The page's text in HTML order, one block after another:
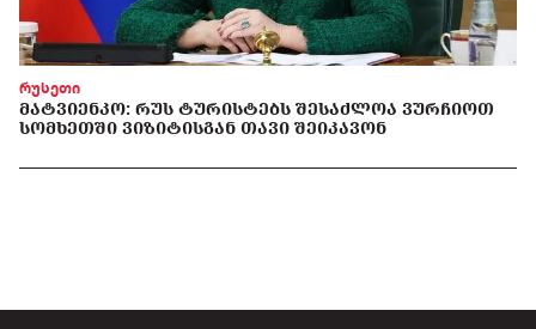
რუსეთი
ᲛᲐᲢᲕᲘᲔᲜᲙᲝ: ᲠᲣᲡ ᲢᲣᲠᲘᲡᲢᲔᲑᲡ ᲨᲔᲡᲐᲫᲚᲝᲐ ᲕᲣᲠᲩᲘᲝᲗ
ᲡᲝᲛᲮᲔᲗᲨᲘ ᲕᲘᲖᲘᲢᲘᲡᲒᲐᲜ ᲗᲐᲕᲘ ᲨᲔᲘᲙᲐᲕᲝᲜ